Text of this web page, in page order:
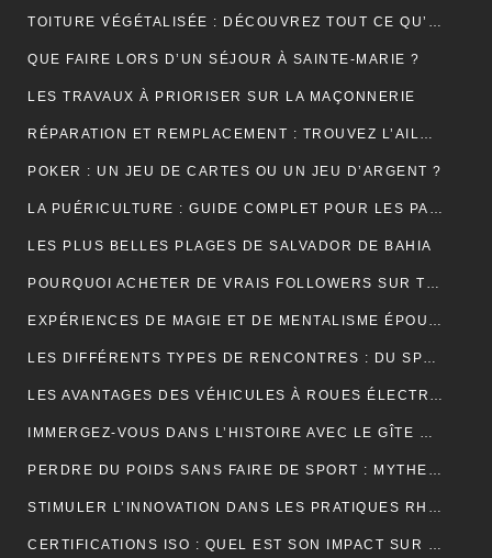
TOITURE VÉGÉTALISÉE : DÉCOUVREZ TOUT CE QU’IL FAUT RETENIR À CE SUJET
QUE FAIRE LORS D’UN SÉJOUR À SAINTE-MARIE ?
LES TRAVAUX À PRIORISER SUR LA MAÇONNERIE
RÉPARATION ET REMPLACEMENT : TROUVEZ L’AILE ARRIÈRE PARFAITE POUR RESTAURER VOTRE VÉHICULE
POKER : UN JEU DE CARTES OU UN JEU D’ARGENT ?
LA PUÉRICULTURE : GUIDE COMPLET POUR LES PARENTS MODERNES.
LES PLUS BELLES PLAGES DE SALVADOR DE BAHIA
POURQUOI ACHETER DE VRAIS FOLLOWERS SUR TIKTOK PEUT AIDER À DÉVELOPPER VOTRE COMPTE RAPIDEMENT ?
EXPÉRIENCES DE MAGIE ET DE MENTALISME ÉPOUSTOUFLANTES EN SUISSE ROMANDE
LES DIFFÉRENTS TYPES DE RENCONTRES : DU SPEED DATING AUX RENCONTRES EN LIGNE, QUELLES SONT LES OPTIONS DISPONIBLES ?
LES AVANTAGES DES VÉHICULES À ROUES ÉLECTRIQUES POUR L’ENVIRONNEMENT.
IMMERGEZ-VOUS DANS L’HISTOIRE AVEC LE GÎTE MONT SAINT MICHEL
PERDRE DU POIDS SANS FAIRE DE SPORT : MYTHES ET RÉALITÉS
STIMULER L’INNOVATION DANS LES PRATIQUES RH PAR L’EXTERNALISATION
CERTIFICATIONS ISO : QUEL EST SON IMPACT SUR LES TARIFS D’UNE TRADUCTION ASSERMENTÉE ?